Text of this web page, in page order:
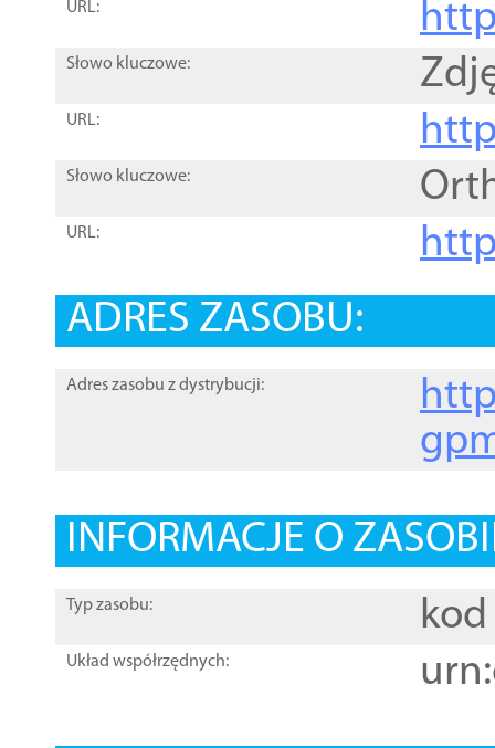
URL:
Słowo kluczowe:
URL:
Słowo kluczowe:
URL:
ADRES ZASOBU:
Adres zasobu z dystrybucji:
INFORMACJE O
Typ zasobu: kod
Układ współrzędnych: